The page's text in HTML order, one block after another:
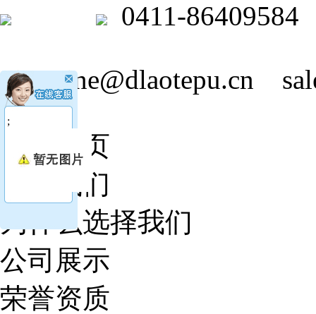
0411-86409584
jasmine@dlaotepu.cn
网站首页
关于我们
为什么选择我们
公司展示
荣誉资质
;